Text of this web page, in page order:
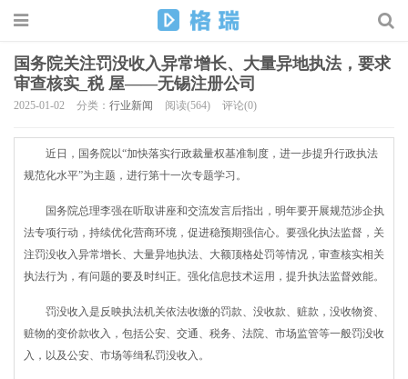
国务院关注罚没收入异常增长、大量异地执法，要求
审查核实_税 屋——无锡注册公司
2025-01-02 分类： 行业新闻 阅读(564) 评论(0)
近日，国务院以“加快落实行政裁量权基准制度，进一步提升行政执法
规范化水平”为主题，进行第十一次专题学习。
国务院总理李强在听取讲座和交流发言后指出，明年要开展规范涉企执
法专项行动，持续优化营商环境，促进稳预期强信心。要强化执法监督，关
注罚没收入异常增长、大量异地执法、大额顶格处罚等情况，审查核实相关
执法行为，有问题的要及时纠正。强化信息技术运用，提升执法监督效能。
罚没收入是反映执法机关依法收缴的罚款、没收款、赃款，没收物资、
赃物的变价款收入，包括公安、交通、税务、法院、市场监管等一般罚没收
入，以及公安、市场等缉私罚没收入。